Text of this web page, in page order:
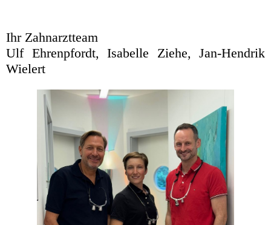
Ihr Zahnarztteam
Ulf Ehrenpfordt, Isabelle Ziehe, Jan-Hendrik
Wielert